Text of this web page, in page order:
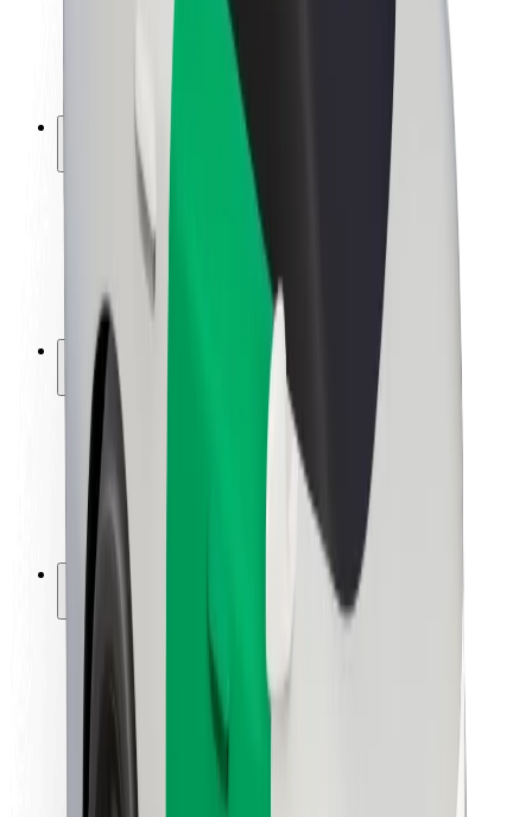
ურბანული ფონდი
უსაფრთხოება
მგზავრების უსაფრთხოება
მძღოლების უსაფრთხოება
სკუტერის უსაფრთხოება
უსაფრთხოება
ქალაქები
ლოკაციები
ქალაქი უკეთესობისკენ
აეროპორტები
Bolt-ის დასატენი სადგური
მხარდაჭერა
მგზავრებისთვის
მძღოლებისთვის
კურიერებისთვის
Bolt Food
ავტოპარკის მფლობელებისთვის